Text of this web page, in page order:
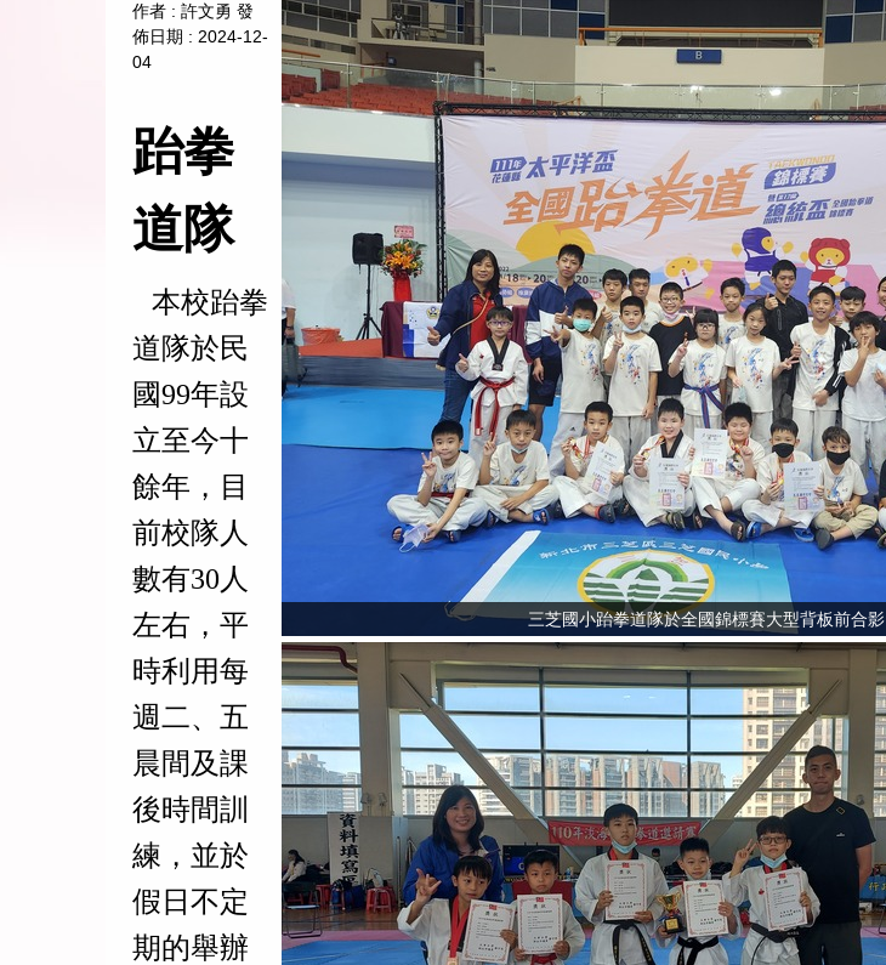
三芝國小跆拳道隊於全國錦標賽大型背板前合影
作者 : 許文勇 發
佈日期 : 2024-12-
04
跆拳
道隊
本校跆拳
道隊於民
國99年設
立至今十
餘年，目
前校隊人
數有30人
左右，平
時利用每
週二、五
晨間及課
後時間訓
練，並於
假日不定
期的舉辦